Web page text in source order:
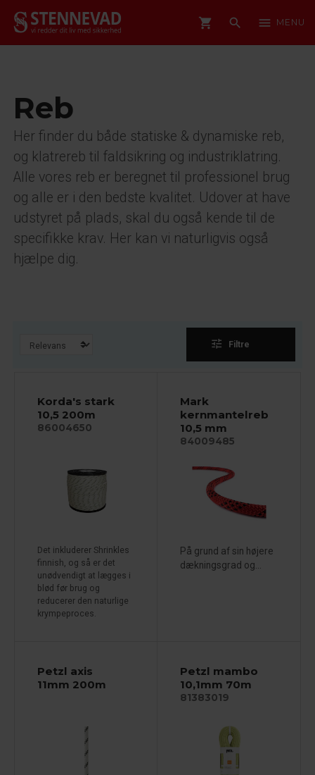
shopping_cart search menu MENU
Reb
Her finder du både statiske & dynamiske reb,
og klatrereb til faldsikring og industriklatring.
Alle vores reb er beregnet til professionel brug
og alle er i den bedste kvalitet. Udover at have
udstyret på plads, skal du også kende til de
specifikke krav. Her kan vi naturligvis også
hjælpe dig.
tune Filtre
Korda's stark
10,5 200m
86004650
Det inkluderer Shrinkles
finnish, og så er det
unødvendigt at lægges i
blød før brug og
reducerer den naturlige
krympeproces.
Mark
kernmantelreb
10,5 mm
84009485
På grund af sin højere
dækningsgrad og...
Petzl axis
11mm 200m
Petzl mambo
10,1mm 70m
81383019